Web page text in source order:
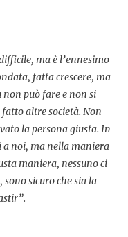
ma è l’ennesimo
fatta crescere, ma
non può fare e non si
altre società. Non
la persona giusta. In
a noi, ma nella maniera
maniera, nessuno ci
sicuro che sia la